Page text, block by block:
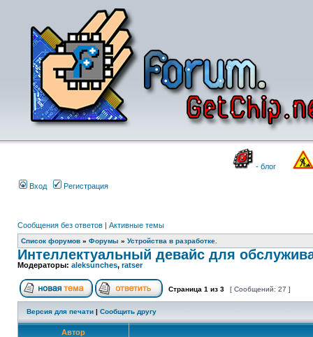
- блог
Вход Регистрация
Сообщения без ответов | Активные темы
Список форумов » Форумы » Устройства в разработке.
Интеллектуальный девайс для
Модераторы: aleksunches, ratser
Страница 1 из 3 [ Сообщений: 27 ]
Версия для печати | Сообщить другу
Автор